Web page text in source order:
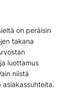
on peräisin
takana
luottamus
niistä